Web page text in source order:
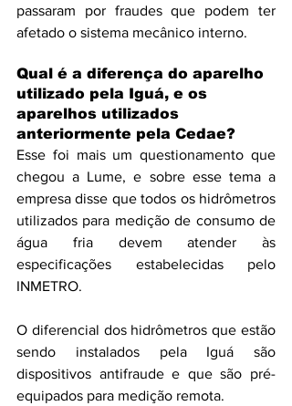
passaram por fraudes que podem ter
afetado o sistema mecânico interno.
Qual é a diferença do aparelho
utilizado pela Iguá, e os
aparelhos utilizados
anteriormente pela Cedae?
Esse foi mais um questionamento que
chegou a Lume, e sobre esse tema a
empresa disse que todos os hidrômetros
utilizados para medição de consumo de
água fria devem atender às
especificações estabelecidas pelo
INMETRO.
O diferencial dos hidrômetros que estão
sendo instalados pela Iguá são
dispositivos antifraude e que são pré-
equipados para medição remota.